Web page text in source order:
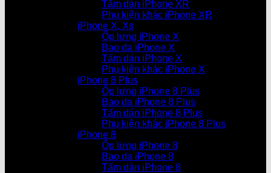
Tấm dán iPhone XR
Phụ kiện khác iPhone XR
iPhone X, Xs
Ốp lưng iPhone X
Bao da iPhone X
Tấm dán iPhone X
Phụ kiện khác iPhone X
iPhone 8 Plus
Ốp lưng iPhone 8 Plus
Bao da iPhone 8 Plus
Tấm dán iPhone 8 Plus
Phụ kiện khác iPhone 8 Plus
iPhone 8
Ốp lưng iPhone 8
Bao da iPhone 8
Tấm dán iPhone 8